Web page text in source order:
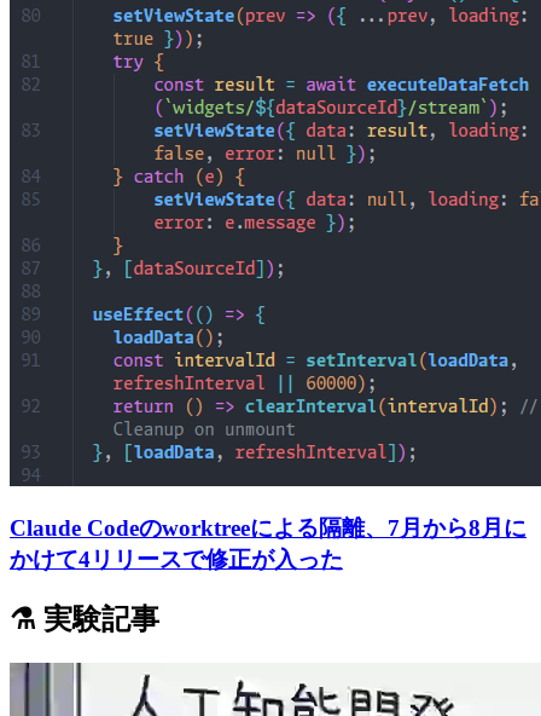
Claude Codeのworktreeによる隔離、7月から8月に
かけて4リリースで修正が入った
⚗️ 実験記事